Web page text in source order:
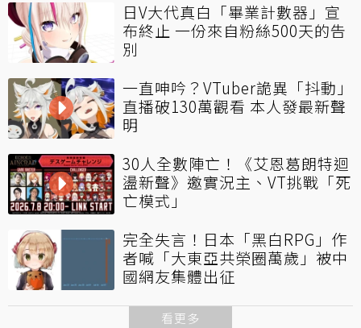
日V大代真白「畢業計數器」宣
布終止 一份來自粉絲500天的告
別
一直呻吟？VTuber詭異「抖動」
直播破130萬觀看 本人發最新聲
明
30人全數陣亡！《艾恩葛朗特迴
盪新聲》邀實況主、VT挑戰「死
亡模式」
完全失言！日本「黑白RPG」作
者喊「大東亞共榮圈萬歲」被中
國網友集體出征
看更多